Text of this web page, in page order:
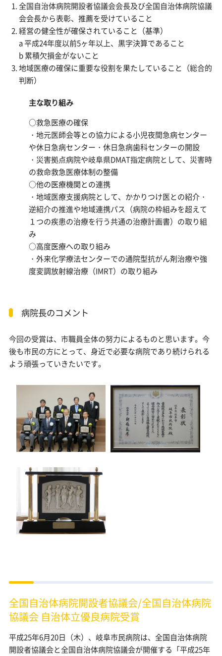
全国自治体病院開設者協議会会長及び全国自治体病院協議
会会長から表彰、推薦を受けていること
経営の健全性が確保されていること（基準）
a 平成24年度以前5ヶ年以上、黒字決算であること
b 累積欠損金がないこと
地域医療の確保に重要な役割を果たしていること（総合的
判断）
主な取り組み
○救急医療の確保
・地元医師会等との協力による小児夜間急病センター
や休日急病センター・休日急病歯科センターの開設
・災害拠点病院や岐阜県DMAT指定病院として、災害時
の救命救急医療体制の整備
○他の医療機関との連携
・地域医療支援病院として、かかりつけ医との紹介・
逆紹介の推進や地域連携パス（病院の枠組みを超えて
１つの疾患の治療を行う共通の治療計画書）の取り組
み
○高度医療への取り組み
・外来化学療法センターでの通院型抗がん剤治療や強
度変調放射線治療（IMRT）の取り組み
病院長のコメント
今回の受賞は、市職員全体の努力によるものと思います。今
後も市民の方にとって、身近で必要な病院であり続けられる
よう頑張っていきたいです。
全国自治体病院開設者協議会/全国自治体病院
協議会 自治体立優良病院受賞
平成25年6月20日（木）、岐阜市民病院は、全国自治体病院
開設者協議会と全国自治体病院協議会が開催する「平成25年